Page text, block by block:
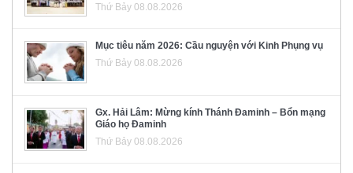
Thứ Bảy 08.08.2026
Mục tiêu năm 2026: Cầu nguyện với Kinh Phụng vụ
Thứ Bảy 08.08.2026
Gx. Hải Lâm: Mừng kính Thánh Đaminh – Bổn mạng
Giáo họ Đaminh
Thứ Bảy 08.08.2026